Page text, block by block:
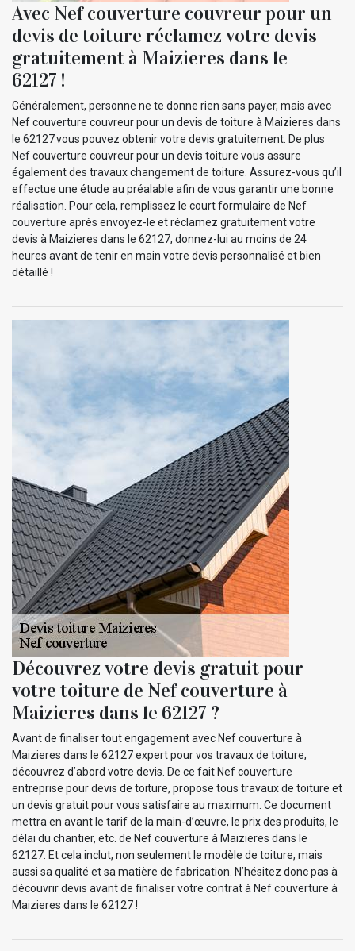
Avec Nef couverture couvreur pour un
devis de toiture réclamez votre devis
gratuitement à Maizieres dans le
62127 !
Généralement, personne ne te donne rien sans payer, mais avec
Nef couverture couvreur pour un devis de toiture à Maizieres dans
le 62127 vous pouvez obtenir votre devis gratuitement. De plus
Nef couverture couvreur pour un devis toiture vous assure
également des travaux changement de toiture. Assurez-vous qu’il
effectue une étude au préalable afin de vous garantir une bonne
réalisation. Pour cela, remplissez le court formulaire de Nef
couverture après envoyez-le et réclamez gratuitement votre
devis à Maizieres dans le 62127, donnez-lui au moins de 24
heures avant de tenir en main votre devis personnalisé et bien
détaillé !
Découvrez votre devis gratuit pour
votre toiture de Nef couverture à
Maizieres dans le 62127 ?
Avant de finaliser tout engagement avec Nef couverture à
Maizieres dans le 62127 expert pour vos travaux de toiture,
découvrez d’abord votre devis. De ce fait Nef couverture
entreprise pour devis de toiture, propose tous travaux de toiture et
un devis gratuit pour vous satisfaire au maximum. Ce document
mettra en avant le tarif de la main-d’œuvre, le prix des produits, le
délai du chantier, etc. de Nef couverture à Maizieres dans le
62127. Et cela inclut, non seulement le modèle de toiture, mais
aussi sa qualité et sa matière de fabrication. N’hésitez donc pas à
découvrir devis avant de finaliser votre contrat à Nef couverture à
Maizieres dans le 62127 !